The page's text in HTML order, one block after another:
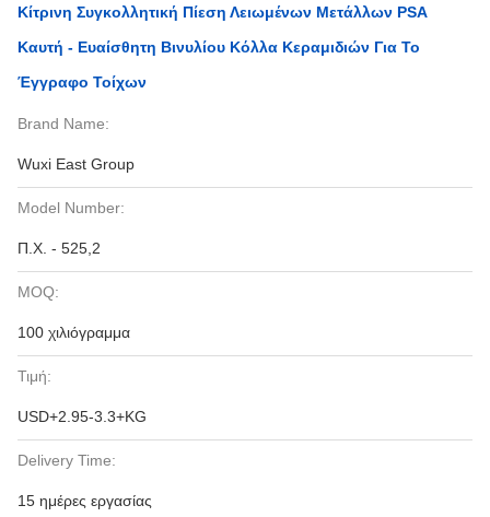
Κίτρινη Συγκολλητική Πίεση Λειωμένων Μετάλλων PSA
Καυτή - Ευαίσθητη Βινυλίου Κόλλα Κεραμιδιών Για Το
Έγγραφο Τοίχων
Brand Name:
Wuxi East Group
Model Number:
Π.Χ. - 525,2
MOQ:
100 χιλιόγραμμα
Τιμή:
USD+2.95-3.3+KG
Delivery Time:
15 ημέρες εργασίας